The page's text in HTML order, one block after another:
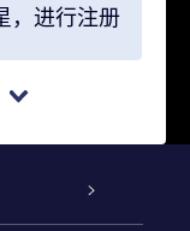
，进行注册